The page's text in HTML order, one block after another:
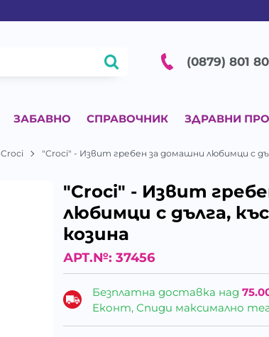
(0879) 801
ЗАБАВНО СПРАВОЧНИК ЗДРАВНИ
Croci "Croci" - Извит гребен за домашни любимци с
"Croci" - Извит
любимци с дълга,
козина
АРТ.№: 37456
Безплатна доставка над
Еконт, Спиди максимално